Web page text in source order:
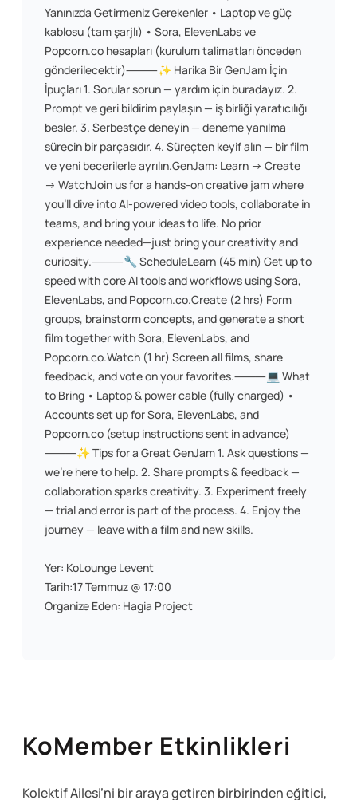
Yanınızda Getirmeniz Gerekenler • Laptop ve güç
kablosu (tam şarjlı) • Sora, ElevenLabs ve
Popcorn.co hesapları (kurulum talimatları önceden
gönderilecektir) ​⸻ ​✨ Harika Bir GenJam İçin
İpuçları 1. Sorular sorun — yardım için buradayız. 2.
Prompt ve geri bildirim paylaşın — iş birliği yaratıcılığı
besler. 3. Serbestçe deneyin — deneme yanılma
sürecin bir parçasıdır. 4. Süreçten keyif alın — bir film
ve yeni becerilerle ayrılın. ​GenJam: Learn → Create
→ Watch ​Join us for a hands-on creative jam where
you’ll dive into AI-powered video tools, collaborate in
teams, and bring your ideas to life. No prior
experience needed—just bring your creativity and
curiosity. ​⸻ ​🔧 Schedule ​Learn (45 min) Get up to
speed with core AI tools and workflows using Sora,
ElevenLabs, and Popcorn.co. ​Create (2 hrs) Form
groups, brainstorm concepts, and generate a short
film together with Sora, ElevenLabs, and
Popcorn.co. ​Watch (1 hr) Screen all films, share
feedback, and vote on your favorites. ​⸻ ​💻 What
to Bring • Laptop & power cable (fully charged) •
Accounts set up for Sora, ElevenLabs, and
Popcorn.co (setup instructions sent in advance) ​
⸻ ​✨ Tips for a Great GenJam 1. Ask questions —
we’re here to help. 2. Share prompts & feedback —
collaboration sparks creativity. 3. Experiment freely
— trial and error is part of the process. 4. Enjoy the
journey — leave with a film and new skills.
Yer: KoLounge Levent
Tarih:17 Temmuz @ 17:00
Organize Eden: Hagia Project
KoMember Etkinlikleri
Kolektif Ailesi’ni bir araya getiren birbirinden eğitici,